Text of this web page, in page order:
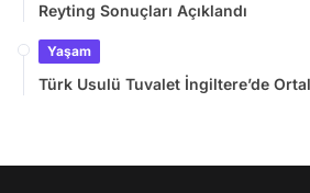
Reyting Sonuçları Açıklandı
Yaşam
Türk Usulü Tuvalet İngiltere’de